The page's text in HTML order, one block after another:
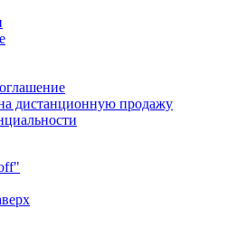
дистанционную продажу